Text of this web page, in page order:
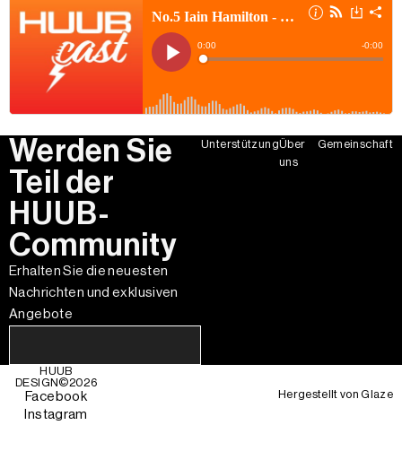
Werden Sie
Teil der
HUUB-
Community
Erhalten Sie die neuesten
Nachrichten und exklusiven
Angebote
UnterstützungÜber
uns
Gemeinschaft
HUUB
DESIGN©2026
Facebook
Instagram
Hergestellt vonGlaze